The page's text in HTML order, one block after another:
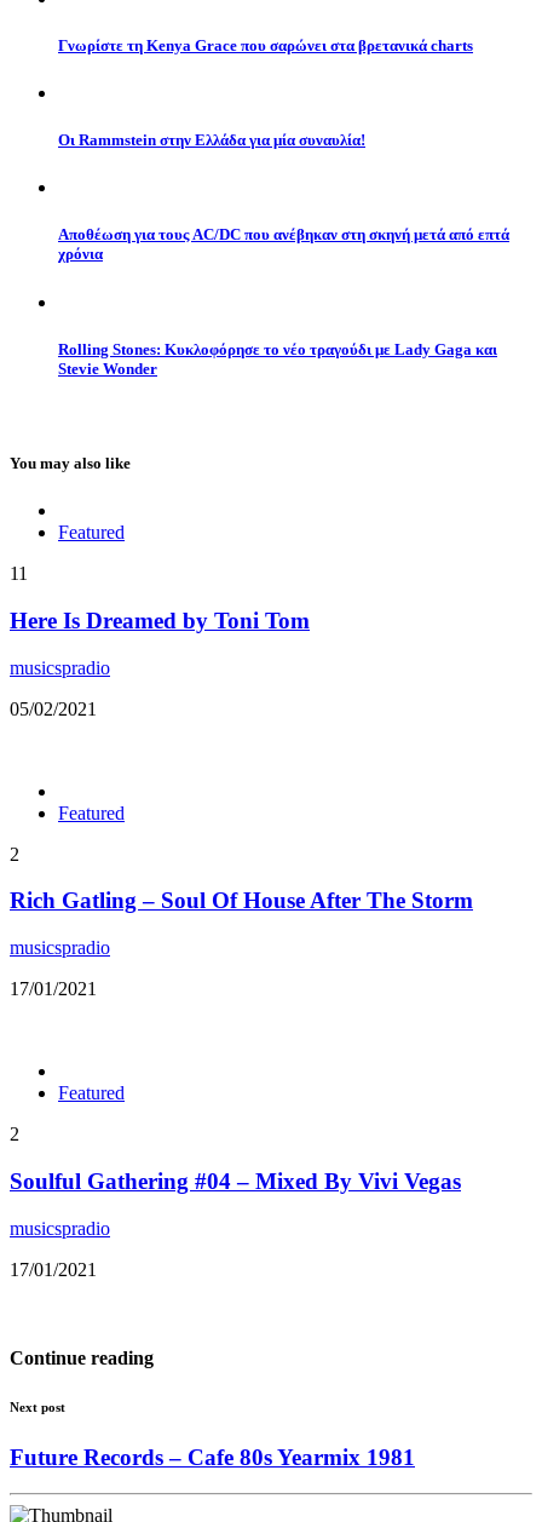
Γνωρίστε τη Kenya Grace που σαρώνει στα βρετανικά charts
Οι Rammstein στην Ελλάδα για μία συναυλία!
Αποθέωση για τους AC/DC που ανέβηκαν στη σκηνή μετά από επτά
χρόνια
Rolling Stones: Κυκλοφόρησε το νέο τραγούδι με Lady Gaga και
Stevie Wonder
You may also like
Featured
11
Here Is Dreamed by Toni Tom
musicspradio
05/02/2021
Featured
2
Rich Gatling – Soul Of House After The Storm
musicspradio
17/01/2021
Featured
2
Soulful Gathering #04 – Mixed By Vivi Vegas
musicspradio
17/01/2021
Continue reading
Next post
Future Records – Cafe 80s Yearmix 1981